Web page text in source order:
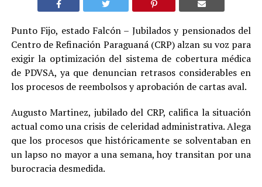
Punto Fijo, estado Falcón – Jubilados y pensionados del
Centro de Refinación Paraguaná (CRP) alzan su voz para
exigir la optimización del sistema de cobertura médica
de PDVSA, ya que denuncian retrasos considerables en
los procesos de reembolsos y aprobación de cartas aval.
Augusto Martinez, jubilado del CRP, califica la situación
actual como una crisis de celeridad administrativa. Alega
que los procesos que históricamente se solventaban en
un lapso no mayor a una semana, hoy transitan por una
burocracia desmedida.